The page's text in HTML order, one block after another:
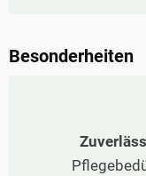
Besonderheiten